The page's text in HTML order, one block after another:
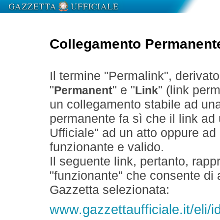
Collegamento
Il termine "Permalink",
" Permanent" e " Link" (link
un collegamento stabile ad
permanente fa sì che il link
Ufficiale" ad un atto oppure
funzionante e valido.
Il seguente link, pertanto,
"funzionante" che consente
Gazzetta selezionata:
www.gazzettaufficiale.it/eli/